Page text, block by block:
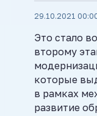
29.10.2021
Это стало
второму
которые
в рамках
развитие